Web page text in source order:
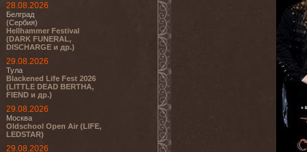
28.08.2026
Белград
(Сербия)
Hellhammer Festival
(DARK FUNERAL,
DISCHARGE и др.)
29.08.2026
Тула
Blackened Life Fest 2026
(LITTLE DEAD BERTHA,
FIEND и др.)
29.08.2026
Москва
Oldschool Open Air (LIFE,
LEDSTAR)
29.08.2026